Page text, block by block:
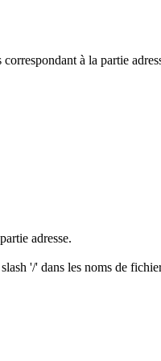
à la partie
adresse.
'/' dans les noms de